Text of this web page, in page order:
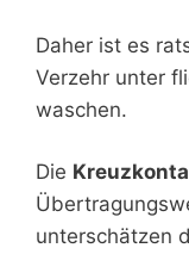
Daher ist es
Verzehr unter
waschen.
Die
unterschätzen